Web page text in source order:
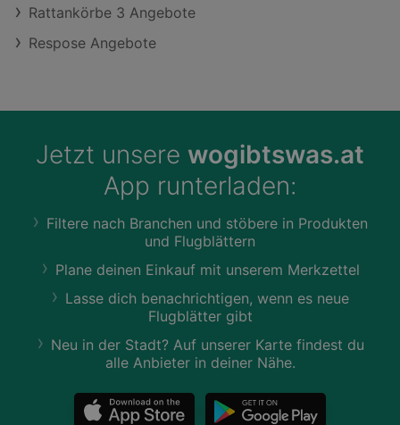
Rattankörbe 3 Angebote
Respose Angebote
Jetzt unsere wogibtswas.at
App runterladen:
Filtere nach Branchen und stöbere in Produkten
und Flugblättern
Plane deinen Einkauf mit unserem Merkzettel
Lasse dich benachrichtigen, wenn es neue
Flugblätter gibt
Neu in der Stadt? Auf unserer Karte findest du
alle Anbieter in deiner Nähe.